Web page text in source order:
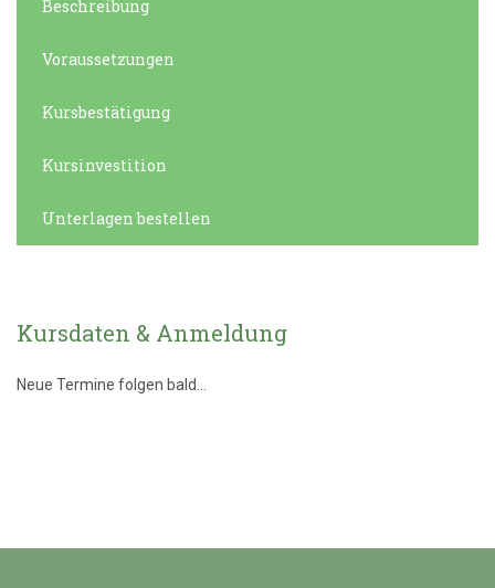
Beschreibung
Voraussetzungen
Kursbestätigung
Kursinvestition
Unterlagen bestellen
Kursdaten & Anmeldung
Neue Termine folgen bald...